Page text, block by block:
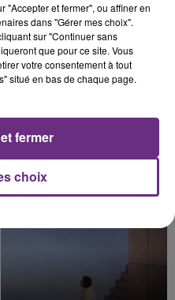
DE CHOOZ
intense qui est toujours
"Accepter et fermer", ou affiner en
dans "Gérer mes choix".
sur "Continuer sans
que pour ce site. Vous
votre consentement à tout
situé en bas de chaque page.
choix
fermer